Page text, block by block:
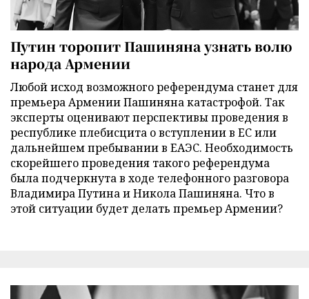
Путин торопит Пашиняна узнать волю
народа Армении
Любой исход возможного референдума станет для
премьера Армении Пашиняна катастрофой. Так
эксперты оценивают перспективы проведения в
республике плебисцита о вступлении в ЕС или
дальнейшем пребывании в ЕАЭС. Необходимость
скорейшего проведения такого референдума
была подчеркнута в ходе телефонного разговора
Владимира Путина и Никола Пашиняна. Что в
этой ситуации будет делать премьер Армении?